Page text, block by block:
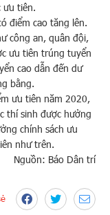
ưu tiên.
điểm cao tăng lên.
công an, quân đội,
ưu tiên trúng tuyển
cao dẫn đến dư
bằng.
ưu tiên năm 2020,
thí sinh được hưởng
chính sách ưu
như trên.
Nguồn: Báo Dân trí